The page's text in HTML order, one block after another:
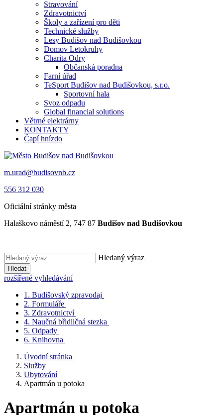
Stravování
Zdravotnictví
Školy a zařízení pro děti
Technické služby
Lesy Budišov nad Budišovkou
Domov Letokruhy
Charita Odry
Občanská poradna
Farní úřad
TeSport Budišov nad Budišovkou, s.r.o.
Sportovní hala
Svoz odpadu
Global financial solutions
Větrné elektrárny
KONTAKTY
Čapí hnízdo
m.urad@budisovnb.cz
556 312 030
Oficiální stránky města
Halaškovo náměstí 2, 747 87 Budišov nad Budišovkou
Hledaný výraz
Hledat
rozšířené vyhledávání
1. Budišovský zpravodaj
2. Formuláře
3. Zdravotnictví
4. Naučná břidličná stezka
5. Odpady
6. Knihovna
Úvodní stránka
Služby
Ubytování
Apartmán u potoka
Apartmán u potoka